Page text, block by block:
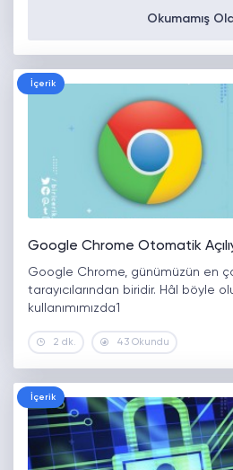
Okumamış
İçerik
Google Chrome Otomatik
Google Chrome, günümüzün en
tarayıcılarından biridir. Hâl böyle
kullanımımızda1
2 dk. 43 Okundu
İçerik